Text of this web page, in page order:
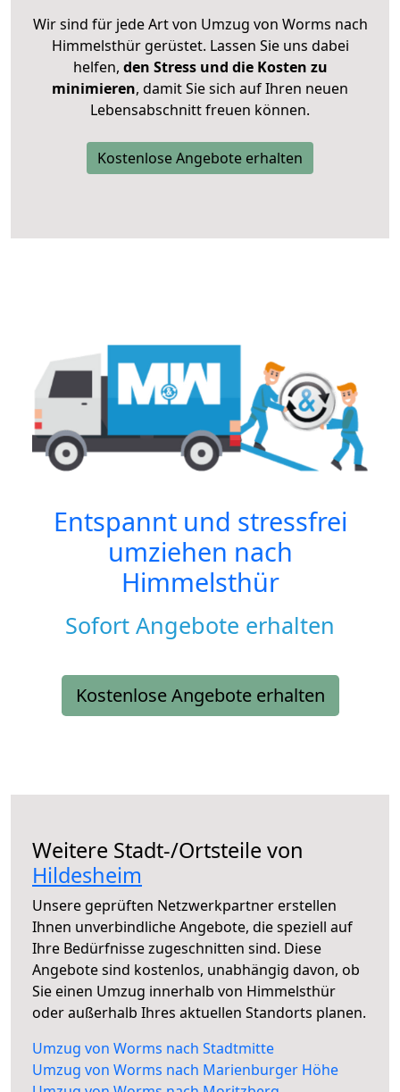
Wir sind für jede Art von Umzug von Worms nach
Himmelsthür gerüstet. Lassen Sie uns dabei
helfen, den Stress und die Kosten zu
minimieren, damit Sie sich auf Ihren neuen
Lebensabschnitt freuen können.
Kostenlose Angebote erhalten
Entspannt und stressfrei
umziehen nach
Himmelsthür
Sofort Angebote erhalten
Kostenlose Angebote erhalten
Weitere Stadt-/Ortsteile von
Hildesheim
Unsere geprüften Netzwerkpartner erstellen
Ihnen unverbindliche Angebote, die speziell auf
Ihre Bedürfnisse zugeschnitten sind. Diese
Angebote sind kostenlos, unabhängig davon, ob
Sie einen Umzug innerhalb von Himmelsthür
oder außerhalb Ihres aktuellen Standorts planen.
Umzug von Worms nach Stadtmitte
Umzug von Worms nach Marienburger Höhe